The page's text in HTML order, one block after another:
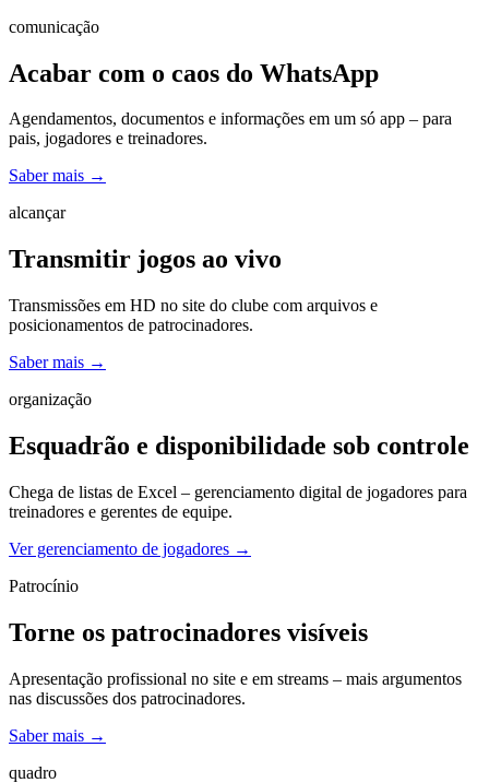
comunicação
Acabar com o caos do WhatsApp
Agendamentos, documentos e informações em um só app – para
pais, jogadores e treinadores.
Saber mais →
alcançar
Transmitir jogos ao vivo
Transmissões em HD no site do clube com arquivos e
posicionamentos de patrocinadores.
Saber mais →
organização
Esquadrão e disponibilidade sob controle
Chega de listas de Excel – gerenciamento digital de jogadores para
treinadores e gerentes de equipe.
Ver gerenciamento de jogadores →
Patrocínio
Torne os patrocinadores visíveis
Apresentação profissional no site e em streams – mais argumentos
nas discussões dos patrocinadores.
Saber mais →
quadro